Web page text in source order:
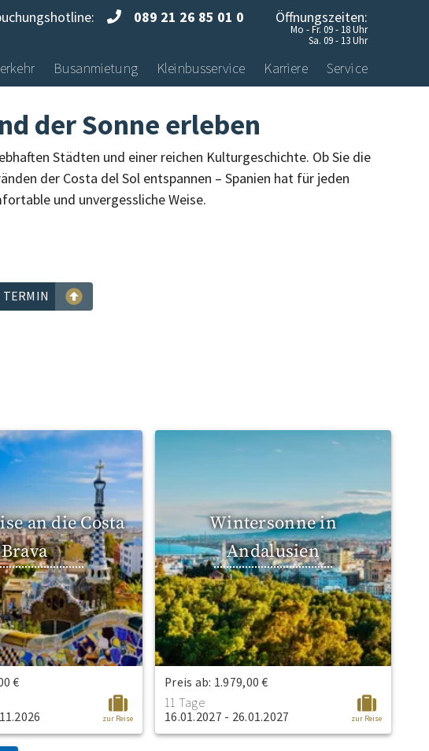
089 21 26 85 01 0 Öffnungszeiten:
Mo - Fr. 09 - 18 Uhr
Sa. 09 - 13 Uhr
Busanmietung Kleinbusservice Karriere Service
der Sonne erleben
Städten und einer reichen Kulturgeschichte. Ob Sie die
der Costa del Sol entspannen – Spanien hat für jeden
und unvergessliche Weise.
TERMIN
an die Costa
Brava
€
zur Reise
Wintersonne in
Andalusien
Preis ab: 1.979,00 €
11 Tage
16.01.2027 - 26.01.2027
zur Reise